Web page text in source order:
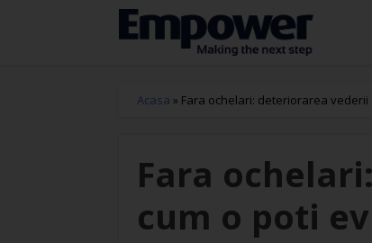
Acasa » Fara ochelari: deteriorarea vederii
Fara
cum o poti